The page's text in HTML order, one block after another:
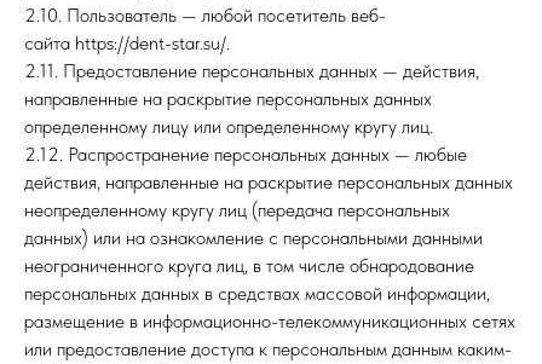
2.10. Пользователь — любой посетитель веб-
сайта https://dent-star.su/.
2.11. Предоставление персональных данных — действия,
направленные на раскрытие персональных данных
определенному лицу или определенному кругу лиц.
2.12. Распространение персональных данных — любые
действия, направленные на раскрытие персональных данных
неопределенному кругу лиц (передача персональных
данных) или на ознакомление с персональными данными
неограниченного круга лиц, в том числе обнародование
персональных данных в средствах массовой информации,
размещение в информационно-телекоммуникационных сетях
или предоставление доступа к персональным данным каким-